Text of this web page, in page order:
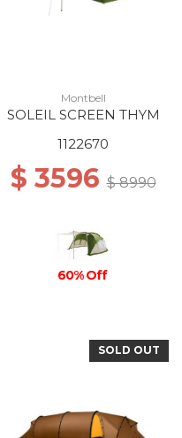
Montbell
SOLEIL SCREEN THYM
1122670
$ 3596$ 8990
60% Off
SOLD OUT